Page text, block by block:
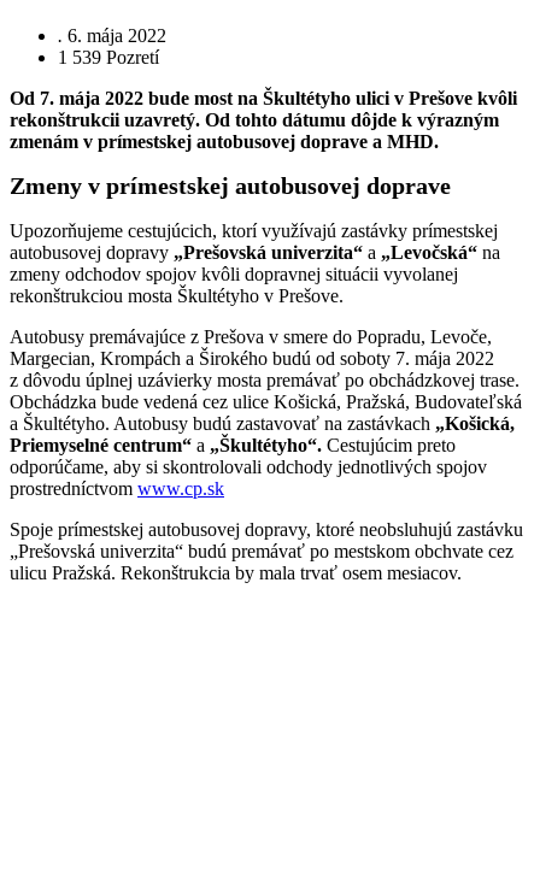
. 6. mája 2022
1 539 Pozretí
Od 7. mája 2022 bude most na Škultétyho ulici v Prešove kvôli
rekonštrukcii uzavretý. Od tohto dátumu dôjde k výrazným
zmenám v prímestskej autobusovej doprave a MHD.
Zmeny v prímestskej autobusovej doprave
Upozorňujeme cestujúcich, ktorí využívajú zastávky prímestskej
autobusovej dopravy „Prešovská univerzita“ a „Levočská“ na
zmeny odchodov spojov kvôli dopravnej situácii vyvolanej
rekonštrukciou mosta Škultétyho v Prešove.
Autobusy premávajúce z Prešova v smere do Popradu, Levoče,
Margecian, Krompách a Širokého budú od soboty 7. mája 2022
z dôvodu úplnej uzávierky mosta premávať po obchádzkovej trase.
Obchádzka bude vedená cez ulice Košická, Pražská, Budovateľská
a Škultétyho. Autobusy budú zastavovať na zastávkach „Košická,
Priemyselné centrum“ a „Škultétyho“. Cestujúcim preto
odporúčame, aby si skontrolovali odchody jednotlivých spojov
prostredníctvom www.cp.sk
Spoje prímestskej autobusovej dopravy, ktoré neobsluhujú zastávku
„Prešovská univerzita“ budú premávať po mestskom obchvate cez
ulicu Pražská. Rekonštrukcia by mala trvať osem mesiacov.